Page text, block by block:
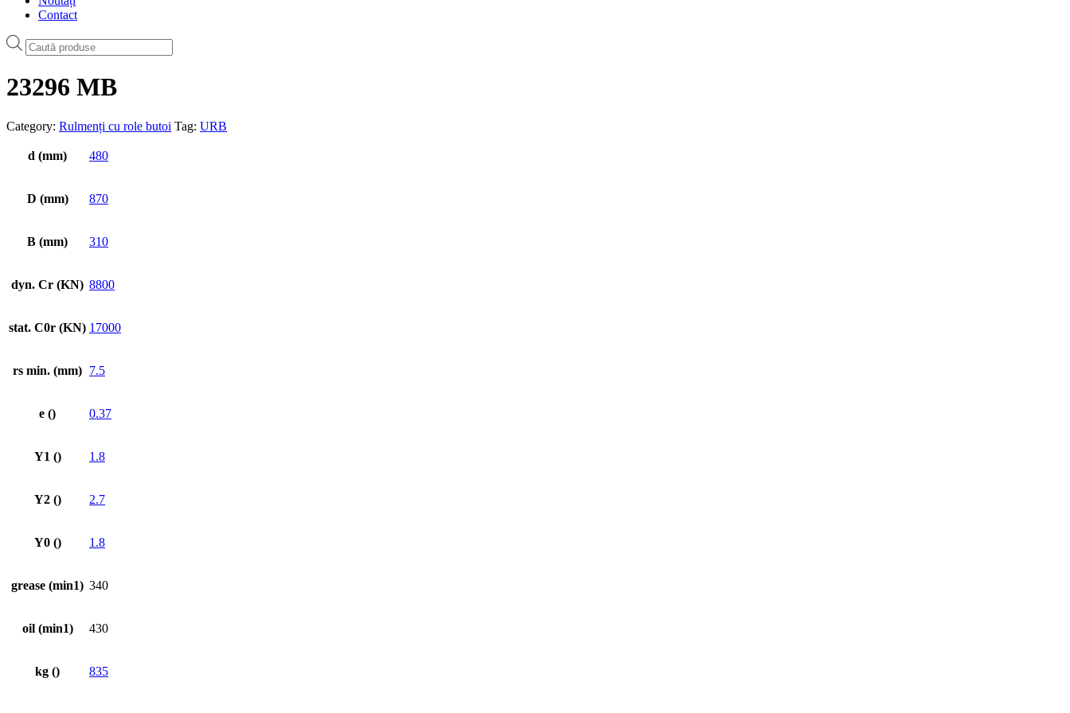
Contact
Products
search
23296 MB
Category: Rulmenți cu role butoi Tag: URB
d (mm) 480
D (mm) 870
B (mm) 310
dyn. Cr (KN) 8800
stat. C0r (KN) 17000
rs min. (mm) 7.5
e () 0.37
Y1 () 1.8
Y2 () 2.7
Y0 () 1.8
grease (min1) 340
oil (min1) 430
kg () 835